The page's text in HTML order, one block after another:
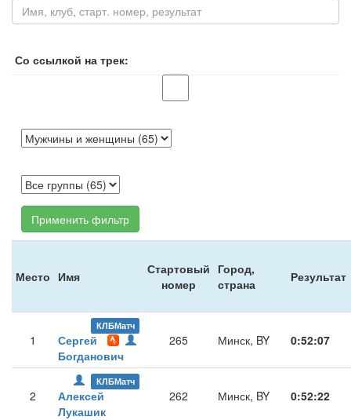
Со ссылкой на трек:
Применить фильтр
Место Имя
Стартовый
номер
Город,
страна
Результат
1
КЛБМатч
Сергей
Богданович
265 Минск, BY 0:52:07
2
КЛБМатч
Алексей
Лукашик
262 Минск, BY 0:52:22